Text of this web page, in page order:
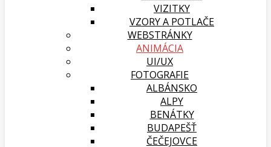
VIZITKY
VZORY A POTLAČE
WEBSTRÁNKY
ANIMÁCIA
UI/UX
FOTOGRAFIE
ALBÁNSKO
ALPY
BENÁTKY
BUDAPEŠŤ
ČEČEJOVCE